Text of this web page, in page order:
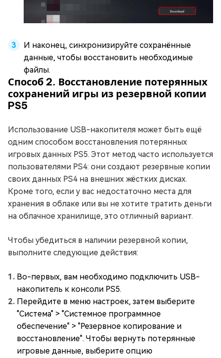
И наконец, синхронизируйте сохранённые
данные, чтобы восстановить необходимые
файлы.
Способ 2. Восстановление потерянных
сохранений игры из резервной копии
PS5
Использование USB-накопителя может быть ещё
одним способом восстановления потерянных
игровых данных PS5. Этот метод часто используется
пользователями PS4: они создают резервные копии
своих данных PS4 на внешних жёстких дисках.
Кроме того, если у вас недостаточно места для
хранения в облаке или вы не хотите тратить деньги
на облачное хранилище, это отличный вариант.
Чтобы убедиться в наличии резервной копии,
выполните следующие действия:
Во-первых, вам необходимо подключить USB-
накопитель к консоли PS5.
Перейдите в меню настроек, затем выберите
"Система" > "Системное программное
обеспечение" > "Резервное копирование и
восстановление". Чтобы вернуть потерянные
игровые данные, выберите опцию